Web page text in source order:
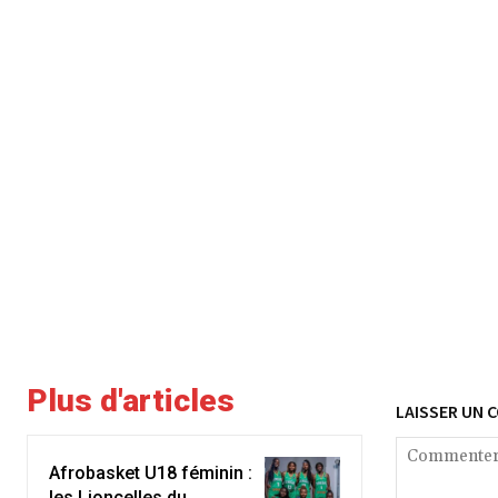
Plus d'articles
Afrobasket U18 féminin :
LAISSER UN